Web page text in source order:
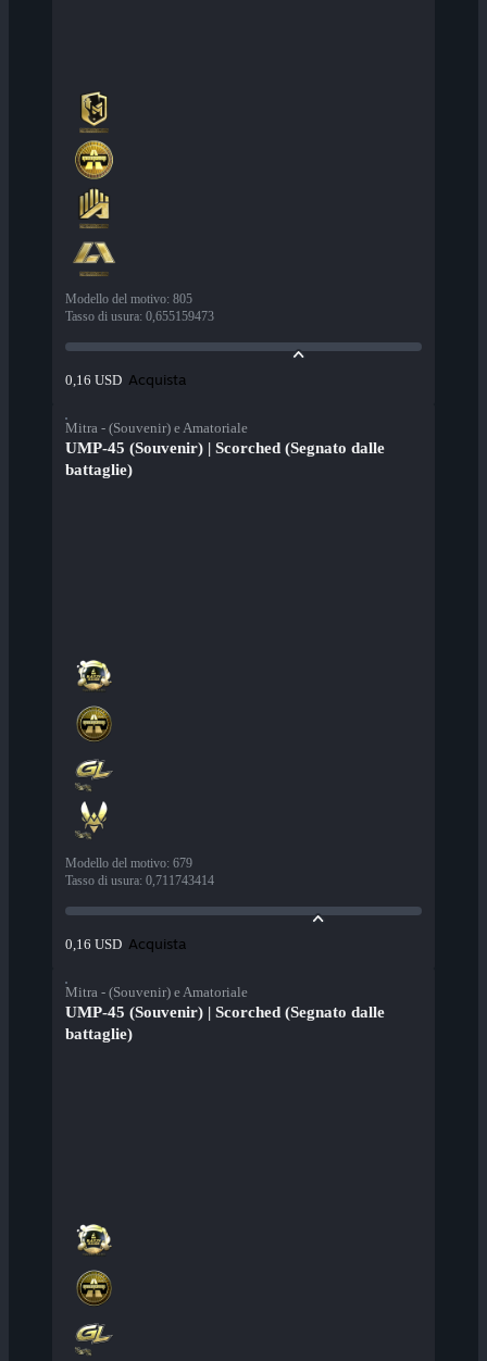
Modello del motivo: 805
Tasso di usura: 0,655159473
0,16 USD Acquista
Mitra - (Souvenir) e Amatoriale
UMP-45 (Souvenir) | Scorched (Segnato dalle
battaglie)
Modello del motivo: 679
Tasso di usura: 0,711743414
0,16 USD Acquista
Mitra - (Souvenir) e Amatoriale
UMP-45 (Souvenir) | Scorched (Segnato dalle
battaglie)